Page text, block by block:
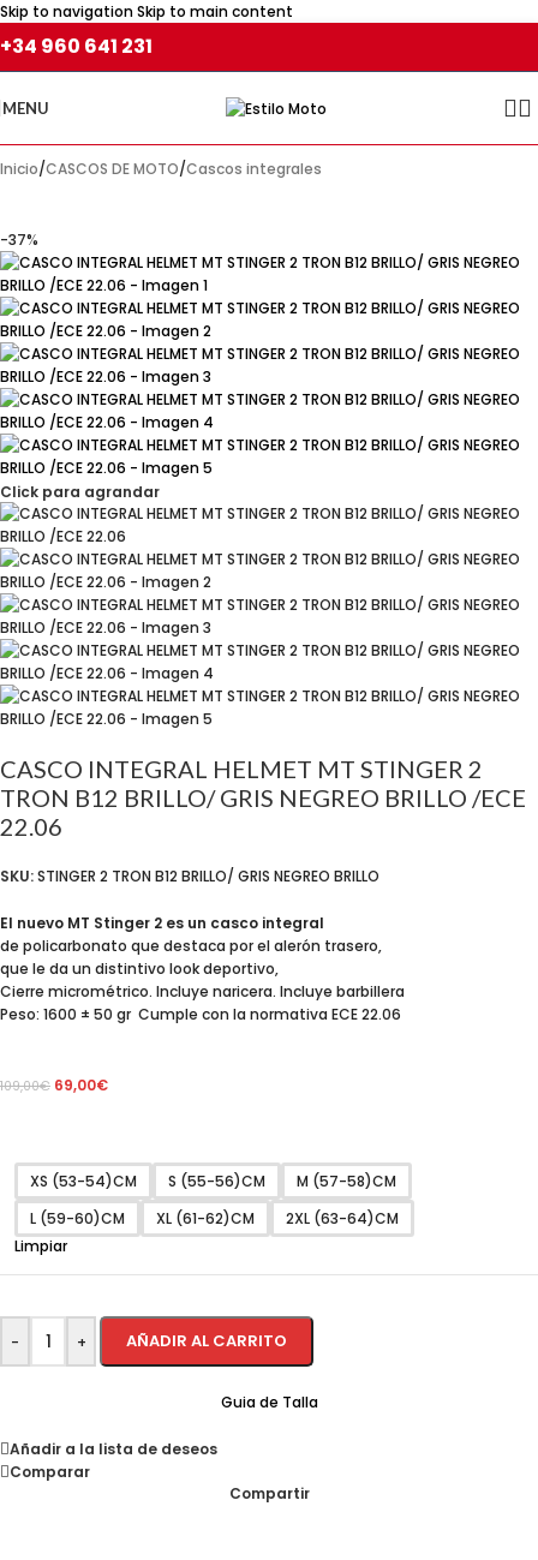
Skip to navigationSkip to main content
+34 960 641 231
MENU
Inicio/CASCOS DE MOTO/Cascos integrales
-37%
Click para agrandar
CASCO INTEGRAL HELMET MT STINGER 2
TRON B12 BRILLO/ GRIS NEGREO BRILLO /ECE
22.06
SKU:STINGER 2 TRON B12 BRILLO/ GRIS NEGREO BRILLO
El nuevo MT Stinger 2 es un casco integral
de policarbonato que destaca por el alerón trasero,
que le da un distintivo look deportivo,
Cierre micrométrico. Incluye naricera. Incluye barbillera
Peso: 1600 ± 50 gr Cumple con la normativa ECE 22.06
109,00€ 69,00€
XS (53-54)CM S (55-56)CM
M (57-58)CM
L (59-60)CM
XL (61-62)CM
2XL (63-64)CM
Limpiar
- + AÑADIR AL CARRITO
Guia de Talla
Añadir a la lista de deseos
Comparar
Compartir